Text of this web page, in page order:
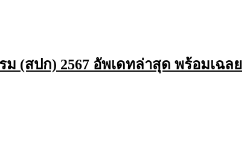
(สปก) 2567 อัพเดทล่าสุด พร้อมเฉลย